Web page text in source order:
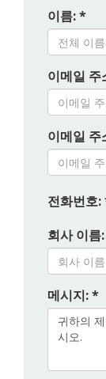
이름: *
이메일 주
이메일
전화번호:
회사 이름
메시지: *